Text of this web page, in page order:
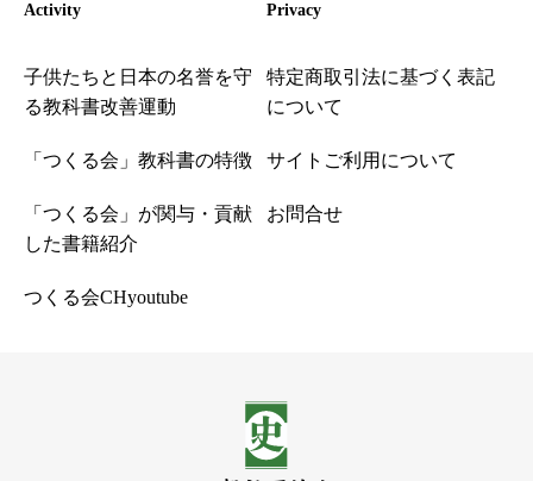
Activity
子供たちと日本の名誉を守
る教科書改善運動
「つくる会」教科書の特徴
「つくる会」が関与・貢献
した書籍紹介
つくる会CHyoutube
Privacy
特定商取引法に基づく表記
について
サイトご利用について
お問合せ